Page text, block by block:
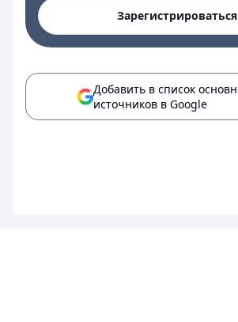
Зарегистрироваться
Добавить в список
источников в Google